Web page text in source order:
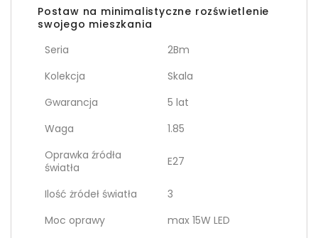
Postaw na minimalistyczne rozświetlenie
swojego mieszkania
Seria
2Bm
Kolekcja
Skala
Gwarancja
5 lat
Waga
1.85
Oprawka źródła
światła
E27
Ilość żródeł światła
3
Moc oprawy
max 15W LED